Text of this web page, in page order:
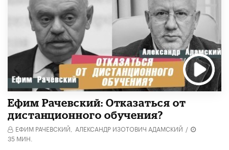
Ефим Рачевский: Отказаться от
дистанционного обучения?
ЕФИМ РАЧЕВСКИЙ, АЛЕКСАНДР ИЗОТОВИЧ АДАМСКИЙ /
35 МИН.